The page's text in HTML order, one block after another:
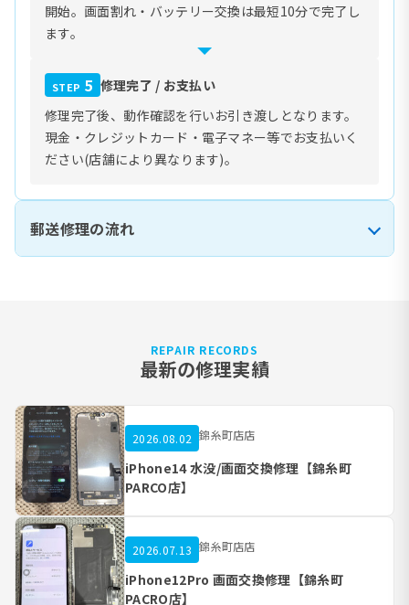
開始。画面割れ・バッテリー交換は最短10分で完了し
ます。
STEP 5 修理完了 / お支払い
修理完了後、動作確認を行いお引き渡しとなります。
現金・クレジットカード・電子マネー等でお支払いく
ださい(店舗により異なります)。
郵送修理の流れ
REPAIR RECORDS
最新の修理実績
2026.08.02 錦糸町店店
iPhone14 水没/画面交換修理【錦糸町
PARCO店】
2026.07.13 錦糸町店店
iPhone12Pro 画面交換修理【錦糸町
PACRO店】